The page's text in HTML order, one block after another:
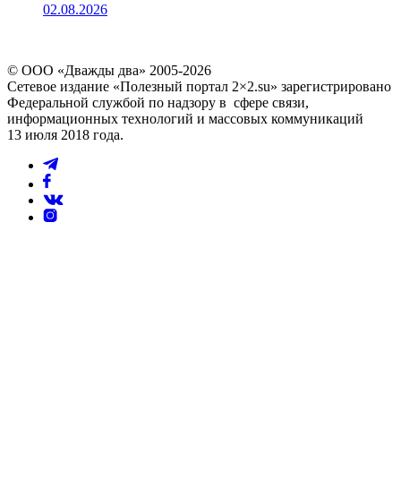
02.08.2026
© ООО «Дважды два» 2005-2026
Сетевое издание «Полезный портал 2×2.su» зарегистрировано
Федеральной службой по надзору в сфере связи,
информационных технологий и массовых коммуникаций
13 июля 2018 года.